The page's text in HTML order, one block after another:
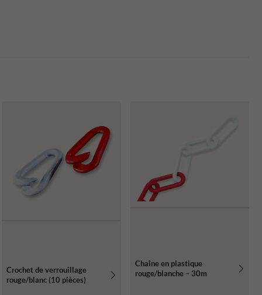
Crochet de verrouillage
rouge/blanc (10 pièces)
Chaîne en plastique
rouge/blanche – 30m